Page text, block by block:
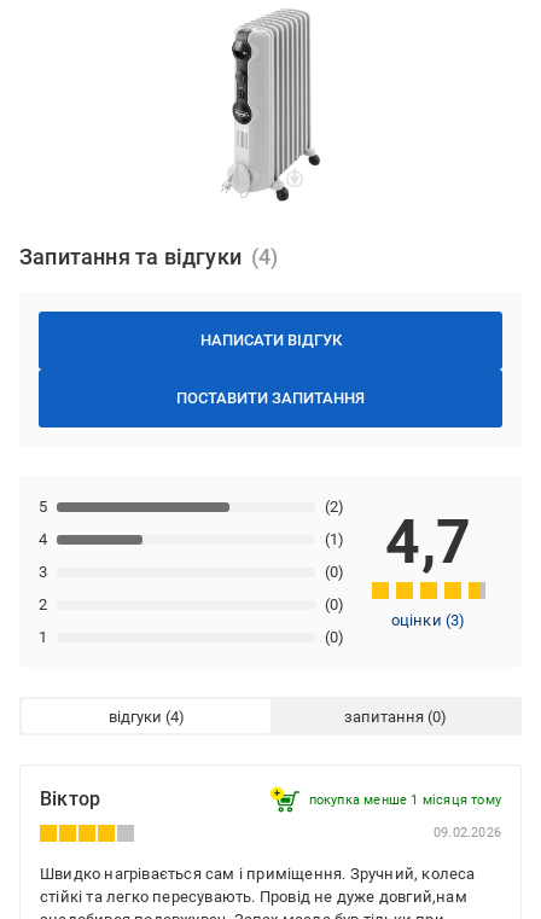
Запитання та відгуки
НАПИСАТИ ВІДГУК
ПОСТАВИТИ ЗАПИТАННЯ
1 (0)
2 (0)
3 (0)
4 (1)
5 (2)
4,7
оцінки(3)
відгуки запитання
Віктор покупка менше 1 місяця томy
09.02.2026
Швидко нагрівається сам і приміщення. Зручний, колеса
стійкі та легко пересувають. Провід не дуже довгий,нам